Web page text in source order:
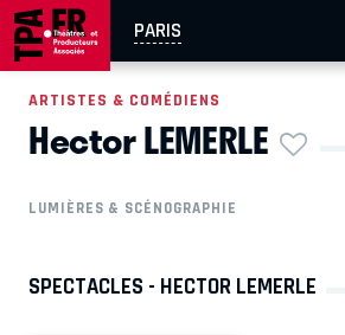
PARIS
AIX-MARSEILLE
EN TOURNÉE
ARTISTES & COMÉDIENS
Hector LEMERLE
LUMIÈRES & SCÉNOGRAPHIE
SPECTACLES - HECTOR LEMERLE